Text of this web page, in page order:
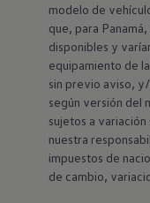
modelo de
que, para
disponibles y
equipamiento de
sin previo aviso,
según versión del
sujetos a
nuestra
impuestos de
de cambio,